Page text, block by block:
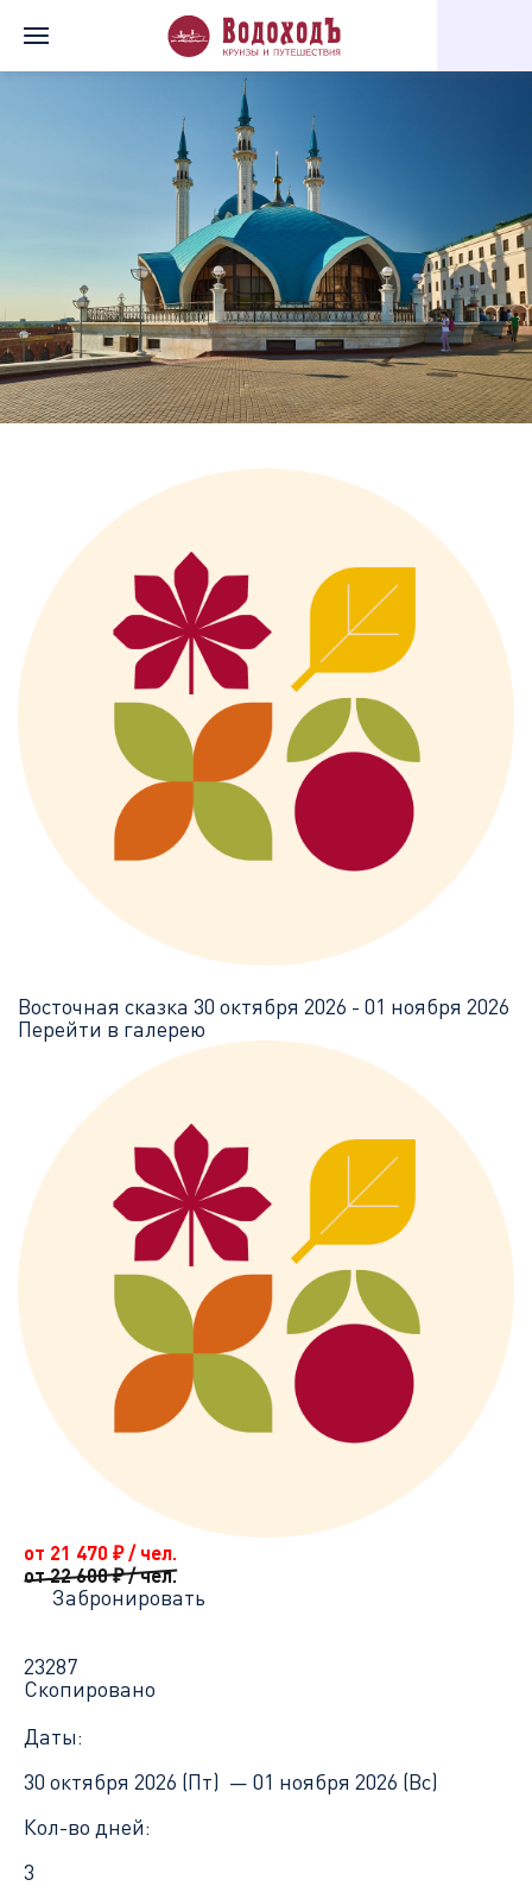
Восточная сказка 30 октября 2026 - 01 ноября 2026
Перейти в галерею
от 21 470 ₽/ чел.
от 22 600₽/ чел.
Забронировать
23287
Скопировано
Даты:
30 октября 2026 (Пт) — 01 ноября 2026 (Вс)
Кол-во дней:
3